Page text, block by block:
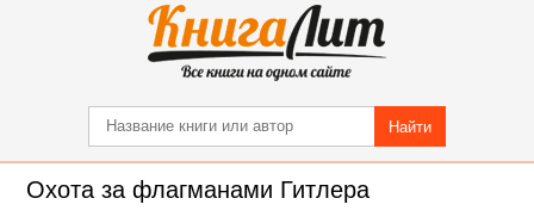
Найти
Охота за флагманами Гитлера